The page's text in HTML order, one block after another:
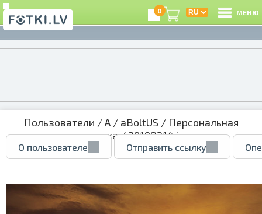
0 МЕНЮ
Пользователи /A/ aBoltUS / Персональная
выставка/ 39198214.jpg
О пользователе Отправить ссылку